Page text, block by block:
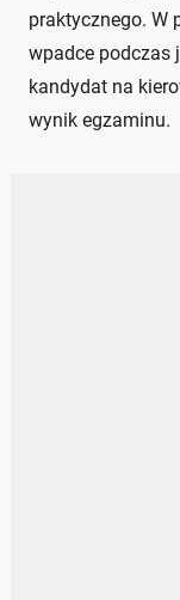
praktycznego. W
wpadce podczas
kandydat na
wynik egzaminu.